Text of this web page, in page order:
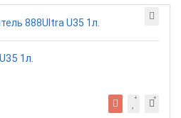
1л.